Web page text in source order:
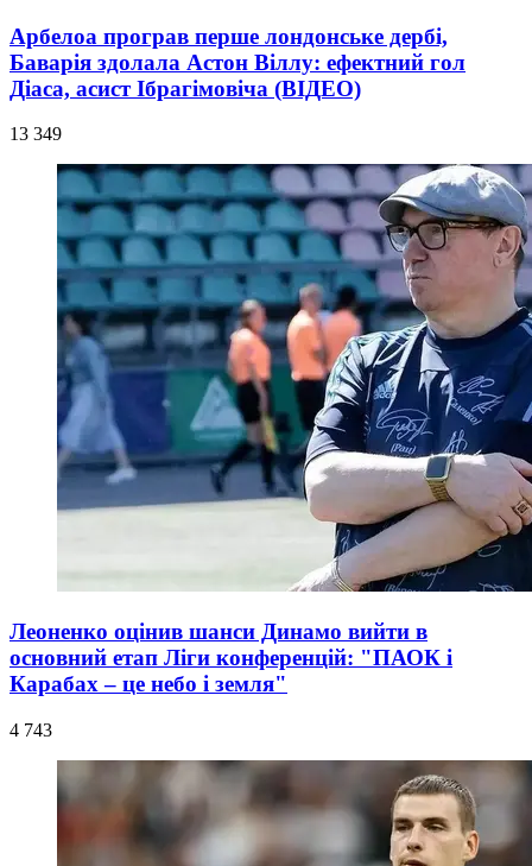
Арбелоа програв перше лондонське дербі,
Баварія здолала Астон Віллу: ефектний гол
Діаса, асист Ібрагімовіча (ВІДЕО)
13 349
Леоненко оцінив шанси Динамо вийти в
основний етап Ліги конференцій: "ПАОК і
Карабах – це небо і земля"
4 743